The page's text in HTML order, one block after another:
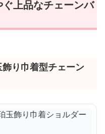
上品なチェーンバ
り巾着型チェーン